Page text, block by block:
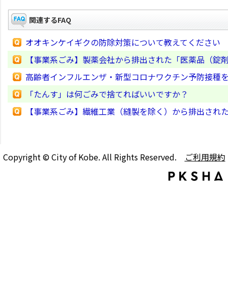
関連するFAQ
オオキンケイギクの防除対策について教えてください
【事業系ごみ】製薬会社から排出された「医薬品（
高齢者インフルエンザ・新型コロナワクチン予防接種
「たんす」は何ごみで捨てればいいですか？
【事業系ごみ】繊維工業（縫製を除く）から排出さ
Copyright © City of Kobe. All Rights Reserved. ご利用規約